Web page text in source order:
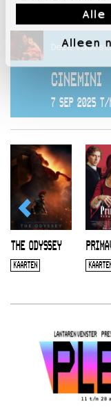
Alleen
Deze
CINEMINI
7 SEP 2025 T/
THE ODYSSEY
KAARTEN